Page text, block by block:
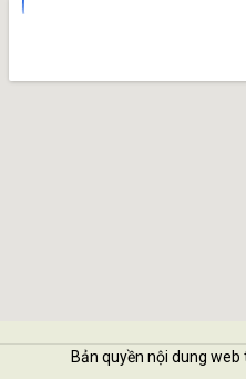
Bản quyền nội dung